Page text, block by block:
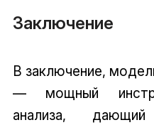
Заключение
В заключение,
— мощный
анализа,